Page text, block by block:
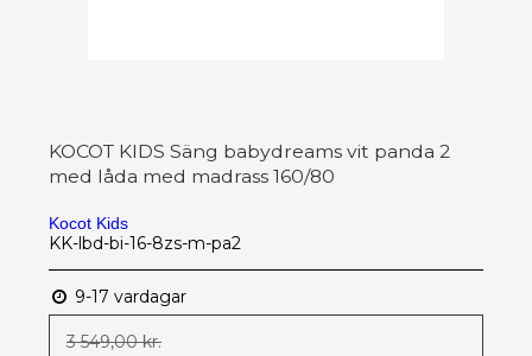
KOCOT KIDS Säng babydreams vit panda 2
med låda med madrass 160/80
Kocot Kids
KK-lbd-bi-16-8zs-m-pa2
9-17 vardagar
3 549,00 kr.